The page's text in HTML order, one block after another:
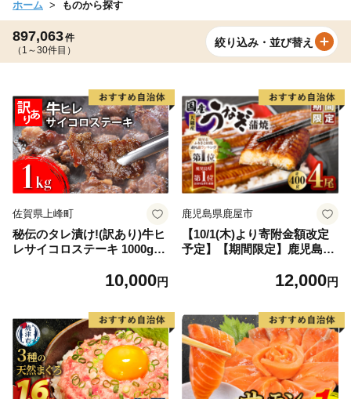
ホーム ものから探す
897,063件
（1～30件目）
絞り込み・並び替え
佐賀県上峰町
秘伝のタレ漬け!(訳あり)牛ヒ
レサイコロステーキ 1000g
10,000円
鹿児島県鹿屋市
【10/1(木)より寄附金額改定
予定】【期間限定】鹿児島県
12,000円